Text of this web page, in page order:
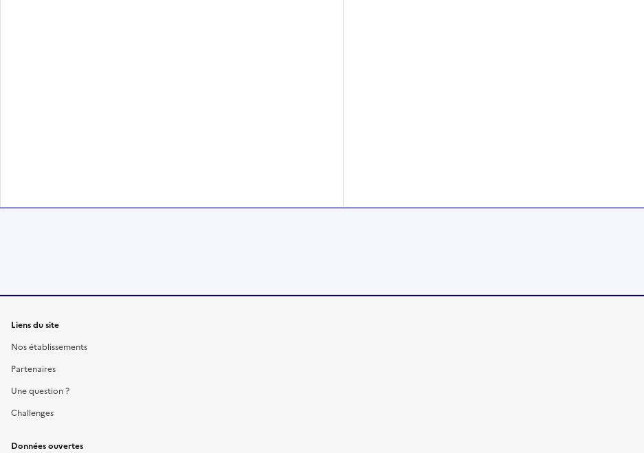
Liens du site
Nos établissements
Partenaires
Une question ?
Challenges
Données ouvertes